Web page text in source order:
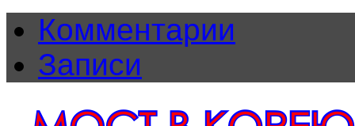
Комментарии
Записи